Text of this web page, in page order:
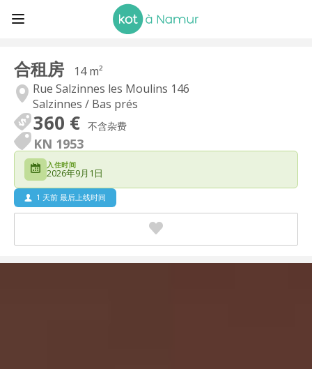
合租房
14 m²
Rue Salzinnes les Moulins 146
Salzinnes / Bas prés
360 € 不含杂费
KN 1953
入住时间
2026年9月1日
1 天前 最后上线时间